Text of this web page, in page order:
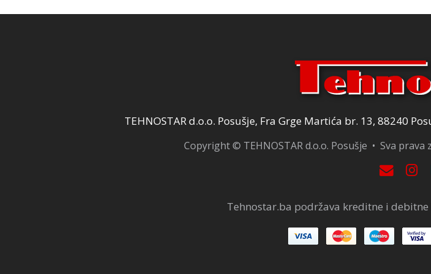
TEHNOSTAR d.o.o. Posušje, Fra Grge Martića br. 13, 88240
Copyright © TEHNOSTAR d.o.o. Posušje • Sva
Tehnostar.ba podržava kreditne i